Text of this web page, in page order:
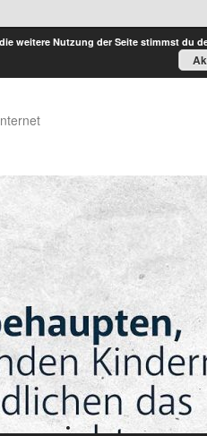
weitere Nutzung der Seite stimmst du